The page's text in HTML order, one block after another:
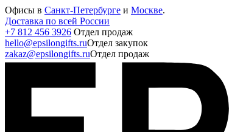
Офисы в Санкт-Петербурге и Москве.
Доставка по всей России
+7 812 456 3926 Отдел продаж
hello@epsilongifts.ruОтдел закупок
zakaz@epsilongifts.ruОтдел продаж